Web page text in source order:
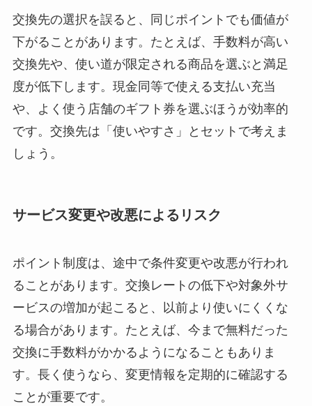
交換先の選択を誤ると、同じポイントでも価値が
下がることがあります。たとえば、手数料が高い
交換先や、使い道が限定される商品を選ぶと満足
度が低下します。現金同等で使える支払い充当
や、よく使う店舗のギフト券を選ぶほうが効率的
です。交換先は「使いやすさ」とセットで考えま
しょう。
サービス変更や改悪によるリスク
ポイント制度は、途中で条件変更や改悪が行われ
ることがあります。交換レートの低下や対象外サ
ービスの増加が起こると、以前より使いにくくな
る場合があります。たとえば、今まで無料だった
交換に手数料がかかるようになることもありま
す。長く使うなら、変更情報を定期的に確認する
ことが重要です。